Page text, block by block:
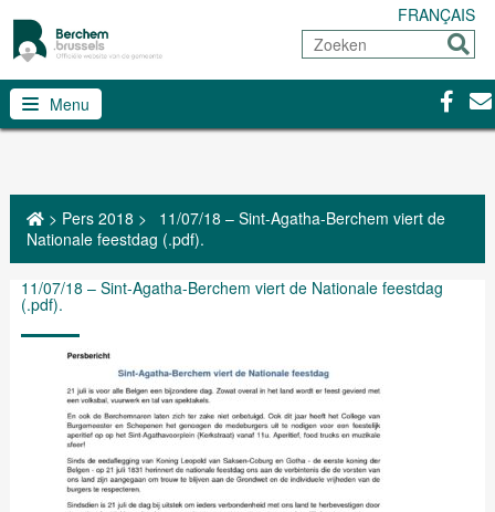
FRANÇAIS
Zoeken
Sturen
Menu
> Pers 2018 >
11/07/18 – Sint-Agatha-Berchem viert de
Nationale feestdag (.pdf).
11/07/18 – Sint-Agatha-Berchem viert de Nationale feestdag
(.pdf).